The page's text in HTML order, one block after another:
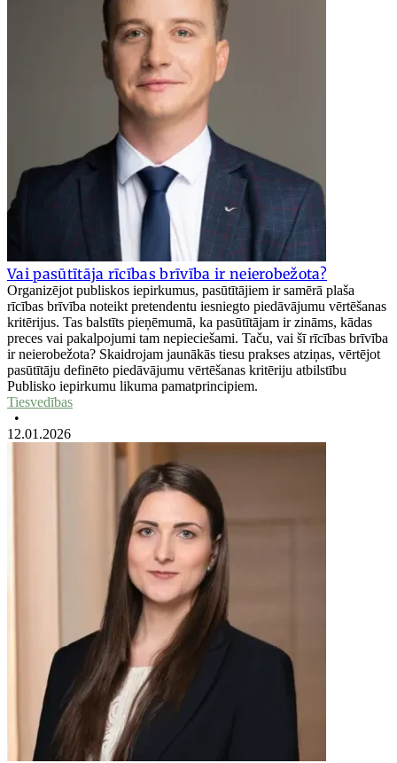
Vai pasūtītāja rīcības brīvība ir neierobežota?
Organizējot publiskos iepirkumus, pasūtītājiem ir samērā plaša
rīcības brīvība noteikt pretendentu iesniegto piedāvājumu vērtēšanas
kritērijus. Tas balstīts pieņēmumā, ka pasūtītājam ir zināms, kādas
preces vai pakalpojumi tam nepieciešami. Taču, vai šī rīcības brīvība
ir neierobežota? Skaidrojam jaunākās tiesu prakses atziņas, vērtējot
pasūtītāju definēto piedāvājumu vērtēšanas kritēriju atbilstību
Publisko iepirkumu likuma pamatprincipiem.
Tiesvedības
•
12.01.2026